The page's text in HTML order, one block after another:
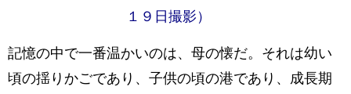
１９日撮影）
記憶の中で一番温かいのは、母の懐だ。それは幼い
頃の揺りかごであり、子供の頃の港であり、成長期